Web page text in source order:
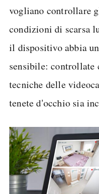
vogliano controllare
condizioni di scarsa
il dispositivo abbia
sensibile: controllate
tecniche delle
tenete d'occhio sia